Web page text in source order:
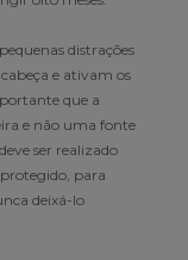
distrações
e ativam os
que a
e não uma fonte
ser realizado
para
deixá-lo